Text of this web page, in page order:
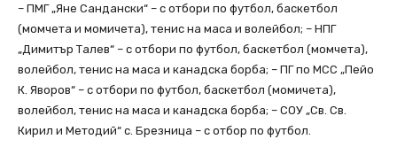
– ПМГ „Яне Сандански“ – с отбори по футбол, баскетбол
(момчета и момичета), тенис на маса и волейбол; – НПГ
„Димитър Талев“ – с отбори по футбол, баскетбол (момчета),
волейбол, тенис на маса и канадска борба; – ПГ по МСС „Пейо
К. Яворов“ – с отбори по футбол, баскетбол (момичета),
волейбол, тенис на маса и канадска борба; – СОУ „Св. Св.
Кирил и Методий“ с. Брезница – с отбор по футбол.